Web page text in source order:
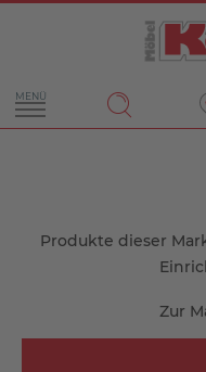
MENÜ
Produkte dieser
Zur